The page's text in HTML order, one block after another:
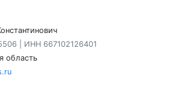
| ИНН 667102126401
область